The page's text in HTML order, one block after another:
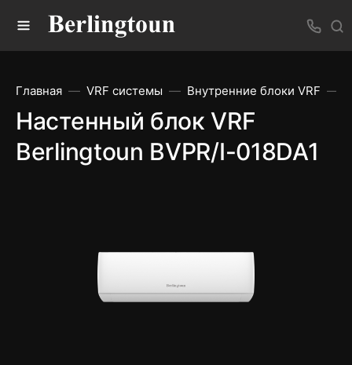
Главная VRF системы Внутренние блоки VRF
Настенный блок VRF
Berlingtoun BVPR/I-018DA1